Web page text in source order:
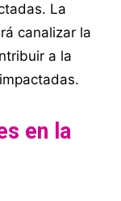
La
canalizar la
a la
en la